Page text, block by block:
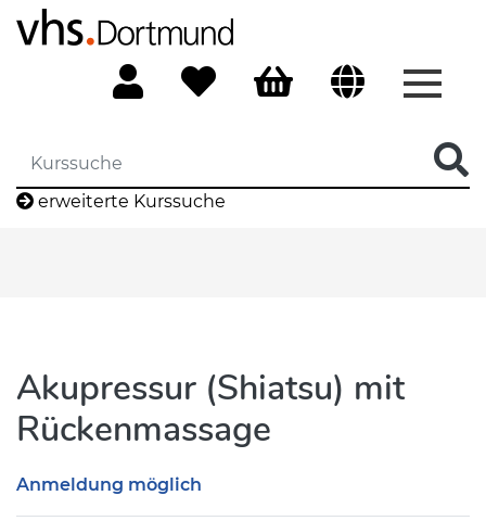
erweiterte Kurssuche
Akupressur (Shiatsu) mit
Rückenmassage
Anmeldung möglich